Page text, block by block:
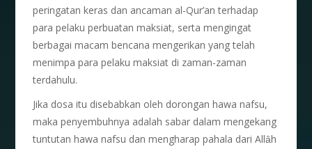
peringatan keras dan ancaman al-Qur’an terhadap
para pelaku perbuatan maksiat, serta mengingat
berbagai macam bencana mengerikan yang telah
menimpa para pelaku maksiat di zaman-zaman
terdahulu.
Jika dosa itu disebabkan oleh dorongan hawa nafsu,
maka penyembuhnya adalah sabar dalam mengekang
tuntutan hawa nafsu dan mengharap pahala dari Allȃh